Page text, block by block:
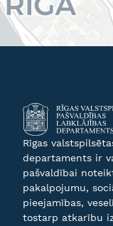
Rīgas
departaments ir
pašvaldībai
pakalpojumu,
pieejamības,
tostarp atkarību